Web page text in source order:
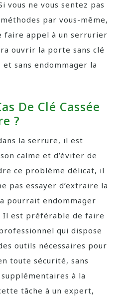
vous ne vous sentez pas
par vous-même,
faire appel à un serrurier
ouvrir la porte sans clé
sans endommager la
De Clé Cassée
?
la serrure, il est
calme et d’éviter de
ce problème délicat, il
pas essayer d’extraire la
pourrait endommager
Il est préférable de faire
qui dispose
outils nécessaires pour
toute sécurité, sans
à la
tâche à un expert,